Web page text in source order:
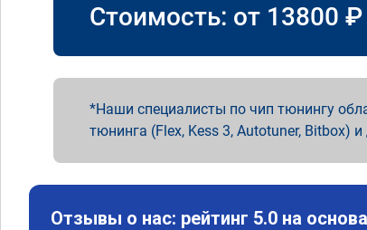
Стоимость: от 13800 ₽
Наши специалисты по чип тюнингу
тюнинга (Flex, Kess 3, Autotuner, Bitbox)
Отзывы о нас: рейтинг 5.0 на